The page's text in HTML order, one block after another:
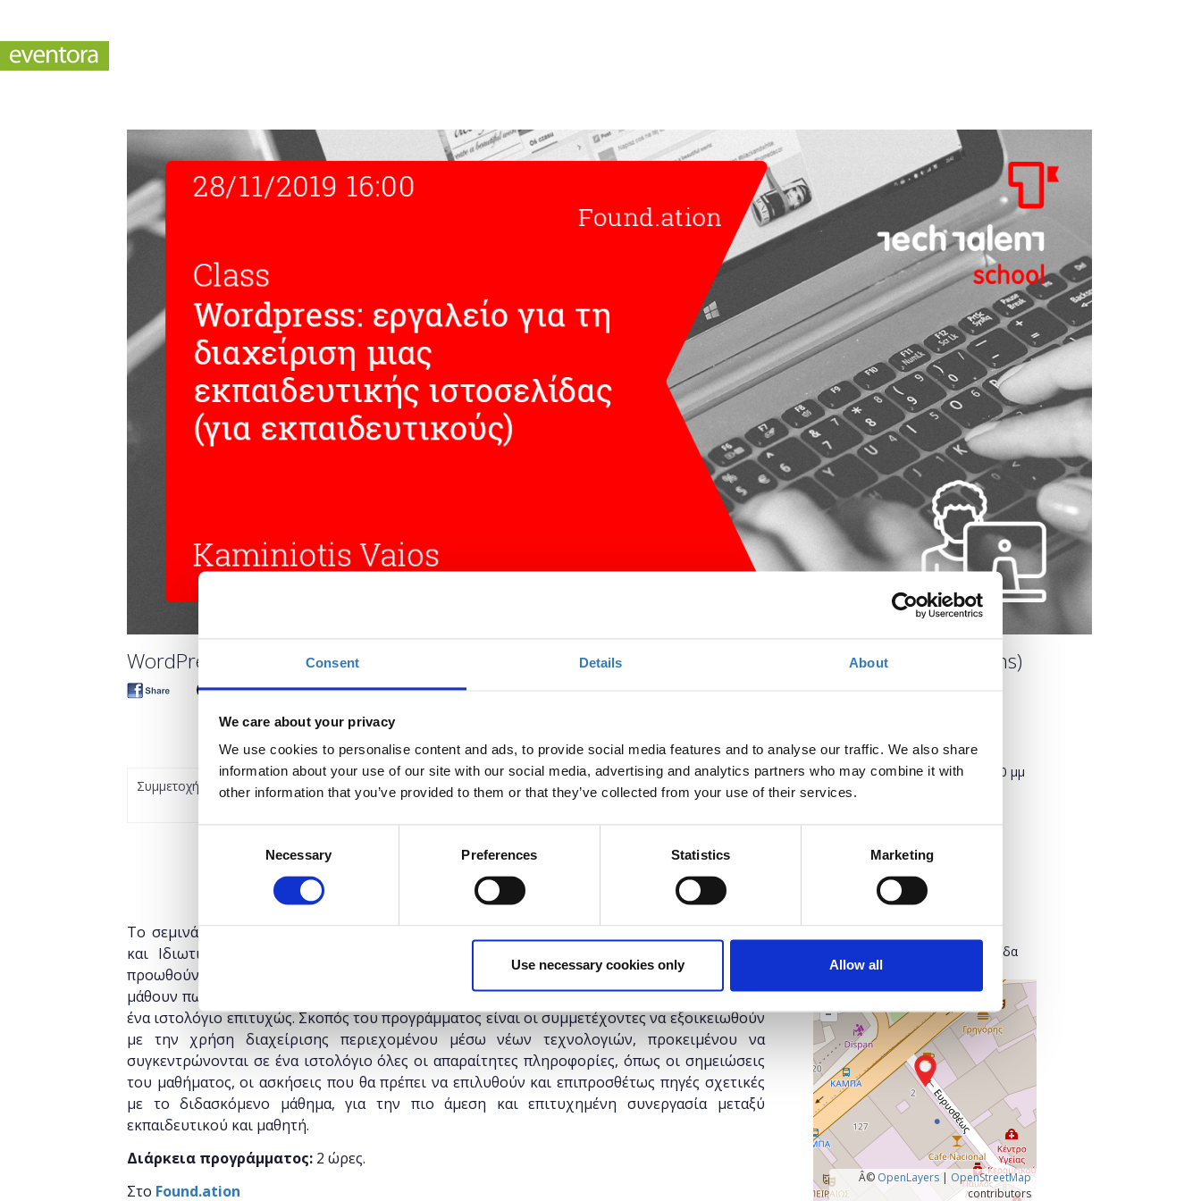
Consent Details About
We care about your privacy
We use cookies to personalise content and ads, to provide social media features and to analyse our traffic. We also share
information about your use of our site with our social media, advertising and analytics partners who may combine it with
other information that you’ve provided to them or that they’ve collected from your use of their services.
Necessary Preferences Statistics Marketing
Use necessary cookies only Allow all
WordPress: εργαλείο για τη διαχείριση μιας εκπαιδευτικής ιστοσελίδας (για εκπαιδευτικούς) (Athens)
Ποσότητα
Συμμετοχή
Η περίοδος εγγραφών
Το σεμινάριο απευθύνεται σε εκπαιδευτικούς Α/θμιας και Β/θμιας Εκπαίδευσης (Δημόσιας
και Ιδιωτικής) οι οποίοι επιθυμούν να εξοικειωθούν με ψηφιακά εργαλεία τα οποία
προωθούν και βελτιώνουν το επίπεδο της διαδικτυακής μάθησης. Οι συμμετέχοντες θα
μάθουν πως μπορούν να δημιουργήσουν και να διαχειριστούν μια προσωπική ιστοσελίδα ή
ένα ιστολόγιο επιτυχώς. Σκοπός του προγράμματος είναι οι συμμετέχοντες να εξοικειωθούν
με την χρήση διαχείρισης περιεχομένου μέσω νέων τεχνολογιών, προκειμένου να
συγκεντρώνονται σε ένα ιστολόγιο όλες οι απαραίτητες πληροφορίες, όπως οι σημειώσεις
του μαθήματος, οι ασκήσεις που θα πρέπει να επιλυθούν και επιπροσθέτως πηγές σχετικές
με το διδασκόμενο μάθημα, για την πιο άμεση και επιτυχημένη συνεργασία μεταξύ
εκπαιδευτικού και μαθητή.
Διάρκεια προγράμματος: 2 ώρες.
Στο Found.ation
Πότε;
Πέμπτη, 28 Νοεμβρίου 2019 4:00 μμ
Found.ation
Κεντρικός Τομέας Αθηνών, Ελλάδα
+
–
Â© OpenLayers| OpenStreetMap
contributors